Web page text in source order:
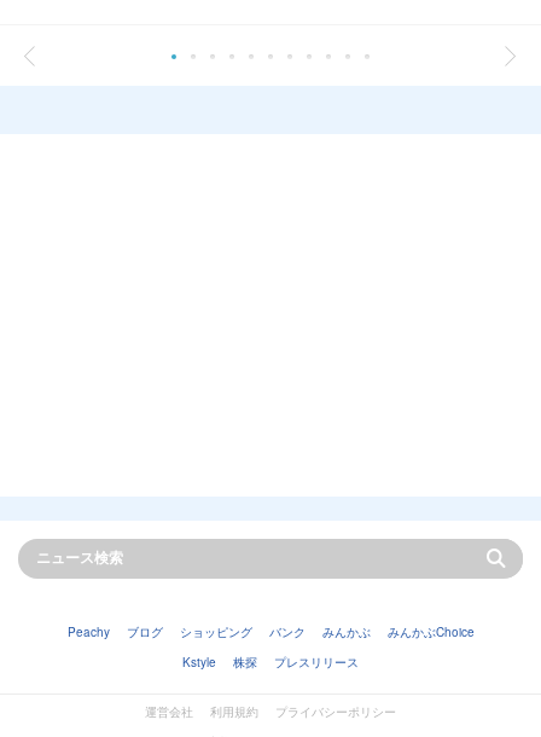
Peachy ブログ ショッピング バンク みんかぶ
みんかぶChoice
Kstyle
株探 プレスリリース
運営会社 利用規約
プライバシーポリシー